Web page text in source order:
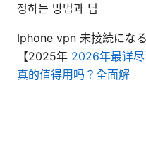
정하는 방법과 팁
Iphone vpn 未接続にな
【2025年 2026年最详
真的值得用吗？全面解